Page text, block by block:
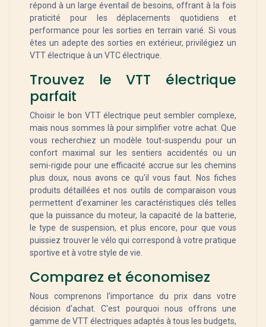
répond à un large éventail de besoins, offrant à la fois
praticité pour les déplacements quotidiens et
performance pour les sorties en terrain varié. Si vous
êtes un adepte des sorties en extérieur, privilégiez un
VTT électrique à un VTC électrique.
Trouvez le VTT électrique
parfait
Choisir le bon VTT électrique peut sembler complexe,
mais nous sommes là pour simplifier votre achat. Que
vous recherchiez un modèle tout-suspendu pour un
confort maximal sur les sentiers accidentés ou un
semi-rigide pour une efficacité accrue sur les chemins
plus doux, nous avons ce qu'il vous faut. Nos fiches
produits détaillées et nos outils de comparaison vous
permettent d'examiner les caractéristiques clés telles
que la puissance du moteur, la capacité de la batterie,
le type de suspension, et plus encore, pour que vous
puissiez trouver le vélo qui correspond à votre pratique
sportive et à votre style de vie.
Comparez et économisez
Nous comprenons l'importance du prix dans votre
décision d'achat. C'est pourquoi nous offrons une
gamme de VTT électriques adaptés à tous les budgets,